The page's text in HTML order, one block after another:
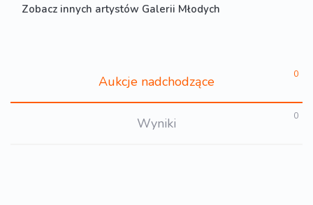
Zobacz innych artystów Galerii Młodych
Aukcje nadchodzące 0
Wyniki 0